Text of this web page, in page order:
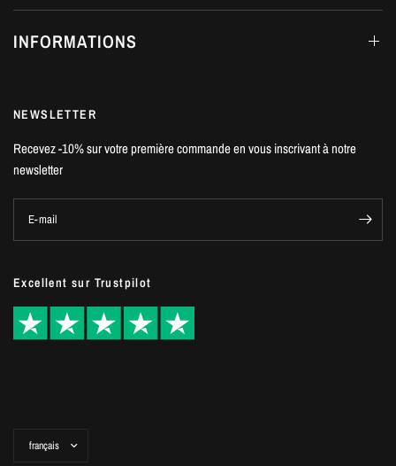
INFORMATIONS
NEWSLETTER
Recevez -10% sur votre première commande en vous inscrivant à notre
newsletter
E-mail
Excellent sur Trustpilot